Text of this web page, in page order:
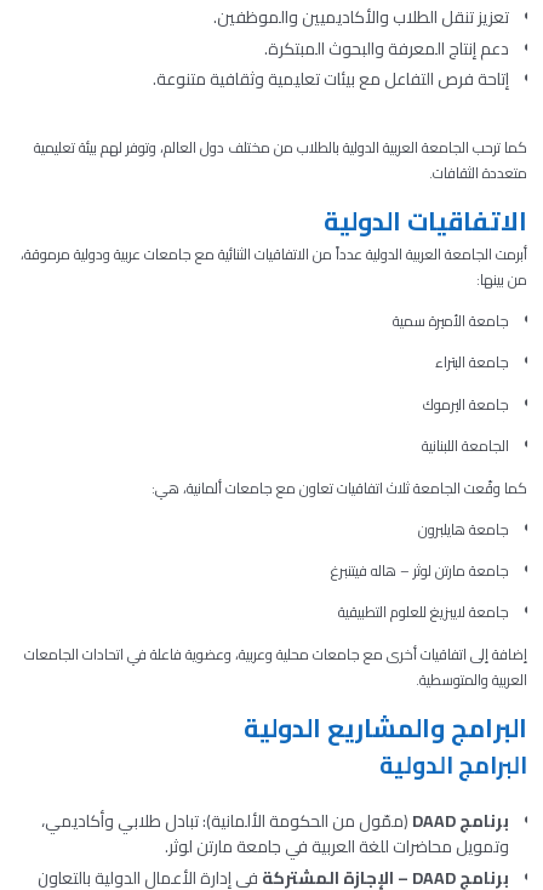
تعزيز تنقل الطلاب والأكاديميين والموظفين.
دعم إنتاج المعرفة والبحوث المبتكرة.
إتاحة فرص التفاعل مع بيئات تعليمية وثقافية متنوعة.
كما ترحب الجامعة العربية الدولية بالطلاب من مختلف دول العالم، وتوفر لهم بيئة تعليمية
متعددة الثقافات.
الاتفاقيات الدولية
أبرمت الجامعة العربية الدولية عدداً من الاتفاقيات الثنائية مع جامعات عربية ودولية مرموقة،
من بينها:
جامعة الأميرة سمية
جامعة البتراء
جامعة اليرموك
الجامعة اللبنانية
كما وقّعت الجامعة ثلاث اتفاقيات تعاون مع جامعات ألمانية، هي:
جامعة هايلبرون
جامعة مارتن لوثر – هاله فيتنبرغ
جامعة لايبزيغ للعلوم التطبيقية
إضافة إلى اتفاقيات أخرى مع جامعات محلية وعربية، وعضوية فاعلة في اتحادات الجامعات
العربية والمتوسطية.
البرامج والمشاريع الدولية
البرامج الدولية
برنامج DAAD
(ممّول من الحكومة الألمانية): تبادل طلابي وأكاديمي،
وتمويل محاضرات للغة العربية في جامعة مارتن لوثر.
برنامج DAAD – الإجازة المشتركة
في إدارة الأعمال الدولية بالتعاون